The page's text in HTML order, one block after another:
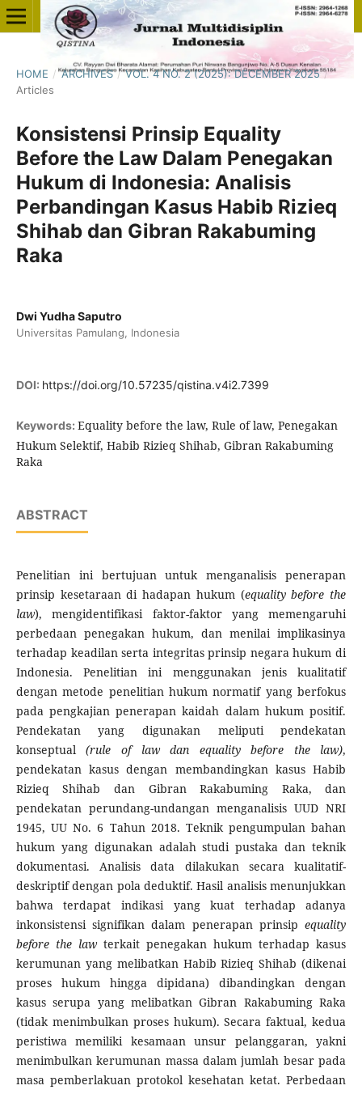
HOME / ARCHIVES / VOL. 4 NO. 2 (2025): DECEMBER 2025 /
Articles
Konsistensi Prinsip Equality
Before the Law Dalam Penegakan
Hukum di Indonesia: Analisis
Perbandingan Kasus Habib Rizieq
Shihab dan Gibran Rakabuming
Raka
Dwi Yudha Saputro
Universitas Pamulang, Indonesia
DOI: https://doi.org/10.57235/qistina.v4i2.7399
Keywords: Equality before the law, Rule of law, Penegakan
Hukum Selektif, Habib Rizieq Shihab, Gibran Rakabuming
Raka
ABSTRACT
Penelitian ini bertujuan untuk menganalisis penerapan
prinsip kesetaraan di hadapan hukum (equality before the
law), mengidentifikasi faktor-faktor yang memengaruhi
perbedaan penegakan hukum, dan menilai implikasinya
terhadap keadilan serta integritas prinsip negara hukum di
Indonesia. Penelitian ini menggunakan jenis kualitatif
dengan metode penelitian hukum normatif yang berfokus
pada pengkajian penerapan kaidah dalam hukum positif.
Pendekatan yang digunakan meliputi pendekatan
konseptual(rule of law dan equality before the law),
pendekatan kasus dengan membandingkan kasus Habib
Rizieq Shihab dan Gibran Rakabuming Raka, dan
pendekatan perundang-undangan menganalisis UUD NRI
1945, UU No. 6 Tahun 2018. Teknik pengumpulan bahan
hukum yang digunakan adalah studi pustaka dan teknik
dokumentasi. Analisis data dilakukan secara kualitatif-
deskriptif dengan pola deduktif. Hasil analisis menunjukkan
bahwa terdapat indikasi yang kuat terhadap adanya
inkonsistensi signifikan dalam penerapan prinsipequality
before the lawterkait penegakan hukum terhadap kasus
kerumunan yang melibatkan Habib Rizieq Shihab (dikenai
proses hukum hingga dipidana) dibandingkan dengan
kasus serupa yang melibatkan Gibran Rakabuming Raka
(tidak menimbulkan proses hukum). Secara faktual, kedua
peristiwa memiliki kesamaan unsur pelanggaran, yakni
menimbulkan kerumunan massa dalam jumlah besar pada
masa pemberlakuan protokol kesehatan ketat. Perbedaan